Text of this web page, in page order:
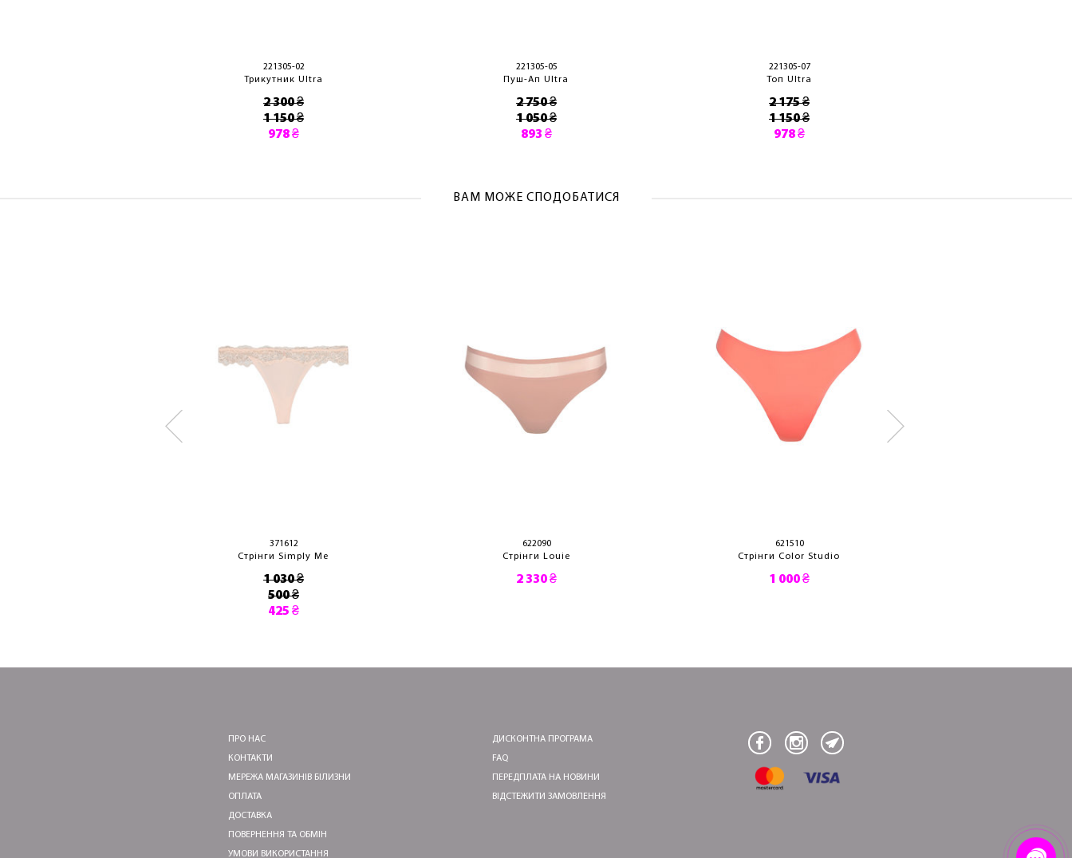
221305-02
Трикутник Ultra
2 300 ₴
1 150 ₴
978 ₴
221305-05
Пуш-Ап Ultra
2 750 ₴
1 050 ₴
893 ₴
221305-07
Топ Ultra
2 175 ₴
1 150 ₴
978 ₴
ВАМ МОЖЕ СПОДОБАТИСЯ
371612
Стрінги Simply Me
1 030 ₴
500 ₴
425 ₴
622090
Стрінги Louie
2 330 ₴
621510
Стрінги Color Studio
1 000 ₴
ПРО НАС
КОНТАКТИ
МЕРЕЖА МАГАЗИНІВ БІЛИЗНИ
ОПЛАТА
ДОСТАВКА
ПОВЕРНЕННЯ ТА ОБМІН
УМОВИ ВИКОРИСТАННЯ
ДИСКОНТНА ПРОГРАМА
FAQ
ПЕРЕДПЛАТА НА НОВИНИ
ВІДСТЕЖИТИ ЗАМОВЛЕННЯ